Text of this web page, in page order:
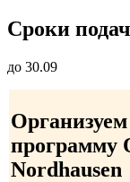
Сроки
до 30.09
программу
Nordhausen